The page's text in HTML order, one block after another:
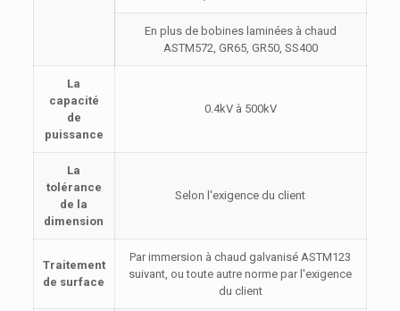
En plus de bobines laminées à chaud
ASTM572, GR65, GR50, SS400
La
capacité
de
puissance
0.4kV à 500kV
La
tolérance
de la
dimension
Selon l'exigence du client
Traitement
de surface
Par immersion à chaud galvanisé ASTM123
suivant, ou toute autre norme par l'exigence
du client